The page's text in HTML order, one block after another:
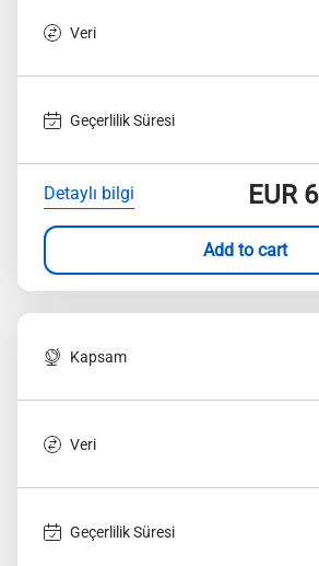
Veri
Geçerlilik Süresi
Detaylı bilgi EUR
Add to cart
Kapsam
Veri
Geçerlilik Süresi